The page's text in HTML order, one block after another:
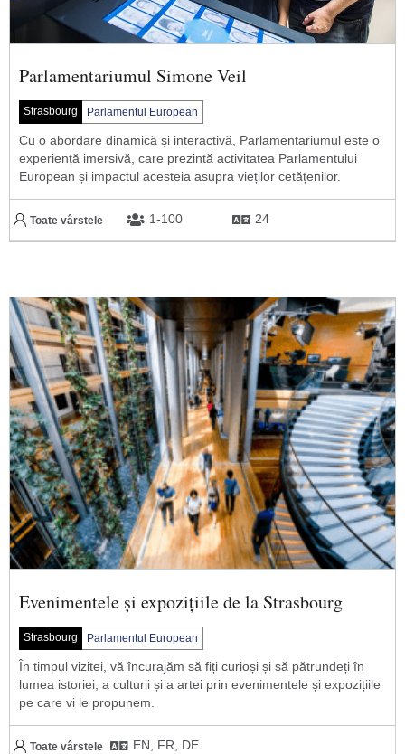
Parlamentariumul Simone Veil
Strasbourg Parlamentul European
Cu o abordare dinamică și interactivă, Parlamentariumul este o
experiență imersivă, care prezintă activitatea Parlamentului
European și impactul acesteia asupra vieților cetățenilor.
Toate vârstele 1-100 24
Evenimentele și expozițiile de la Strasbourg
Strasbourg Parlamentul European
În timpul vizitei, vă încurajăm să fiți curioși și să pătrundeți în
lumea istoriei, a culturii și a artei prin evenimentele și expozițiile
pe care vi le propunem.
Toate vârstele EN, FR, DE